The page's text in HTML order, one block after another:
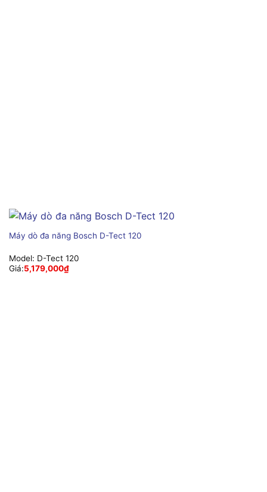
Máy dò đa năng Bosch D-Tect 120
Model: D-Tect 120
Giá:5,179,000₫